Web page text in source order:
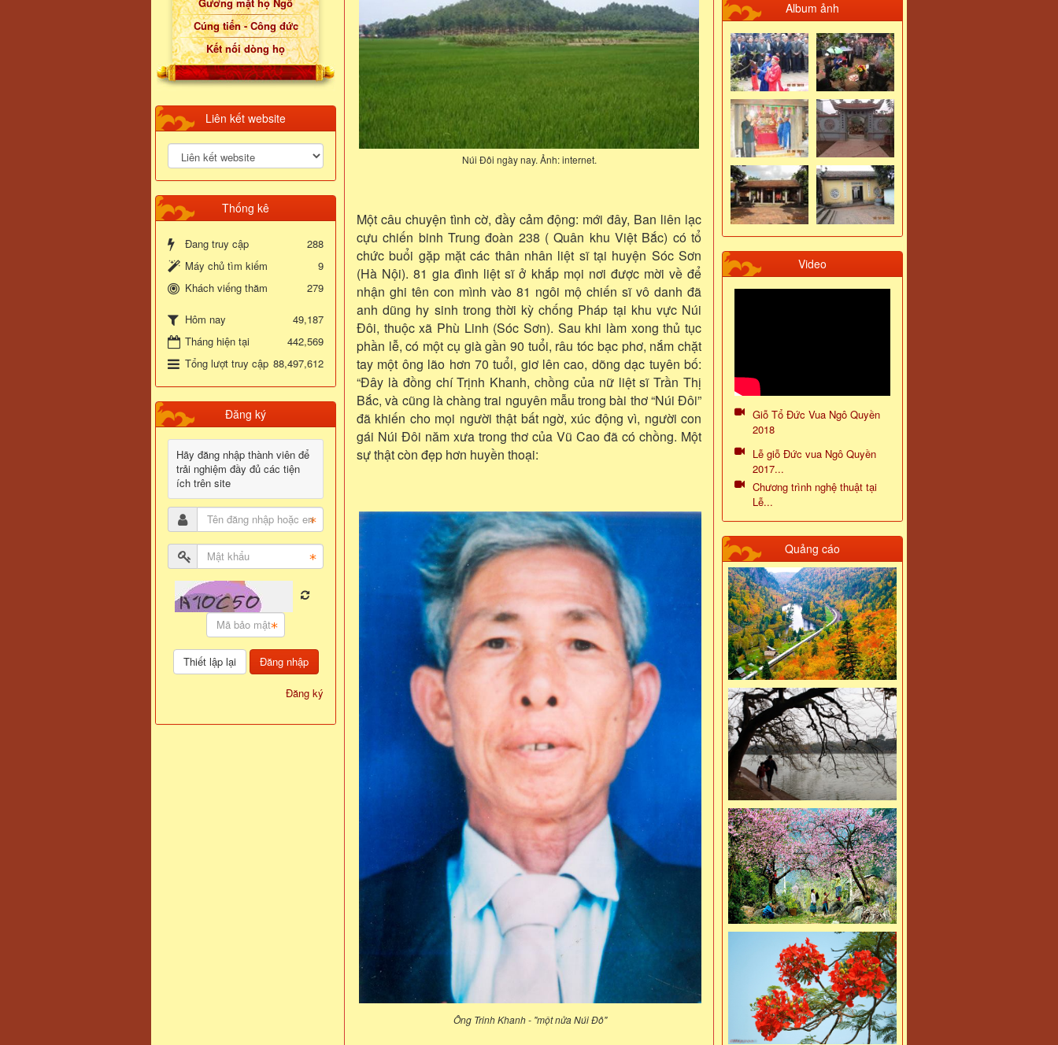
Núi Đôi ngày nay. Ảnh: internet.
Một câu chuyện tình cờ, đầy cảm động: mới đây, Ban liên lạc
cựu chiến binh Trung đoàn 238 ( Quân khu Việt Bắc) có tổ
chức buổi gặp mặt các thân nhân liệt sĩ tại huyện Sóc Sơn
(Hà Nội). 81 gia đình liệt sĩ ở khắp mọi nơi được mời về để
nhận ghi tên con mình vào 81 ngôi mộ chiến sĩ vô danh đã
anh dũng hy sinh trong thời kỳ chống Pháp tại khu vực Núi
Đôi, thuộc xã Phù Linh (Sóc Sơn). Sau khi làm xong thủ tục
phần lễ, có một cụ già gần 90 tuổi, râu tóc bạc phơ, nắm chặt
tay một ông lão hơn 70 tuổi, giơ lên cao, dõng dạc tuyên bố:
“Đây là đồng chí Trịnh Khanh, chồng của nữ liệt sĩ Trần Thị
Bắc, và cũng là chàng trai nguyên mẫu trong bài thơ “Núi Đôi”
đã khiến cho mọi người thật bất ngờ, xúc động vì, người con
gái Núi Đôi năm xưa trong thơ của Vũ Cao đã có chồng. Một
sự thật còn đẹp hơn huyền thoại:
Ông Trinh Khanh - "một nửa Núi Đô"
Album ảnh
Video
Giỗ Tổ Đức Vua Ngô Quyền
2018
Lễ giỗ Đức vua Ngô Quyền
2017...
Chương trình nghệ thuật tại
Lễ...
Quảng cáo
Cúng tiến - Công đức
Kết nối dòng họ
Liên kết website
Thống kê
Đang truy cập
288
Máy chủ tìm kiếm
9
Khách viếng thăm
279
Hôm nay
49,187
Tháng hiện tại
442,569
Tổng lượt truy cập 88,497,612
Đăng ký
Hãy đăng nhập thành viên để
trải nghiệm đầy đủ các tiện
ích trên site
Đăng nhập
Đăng ký